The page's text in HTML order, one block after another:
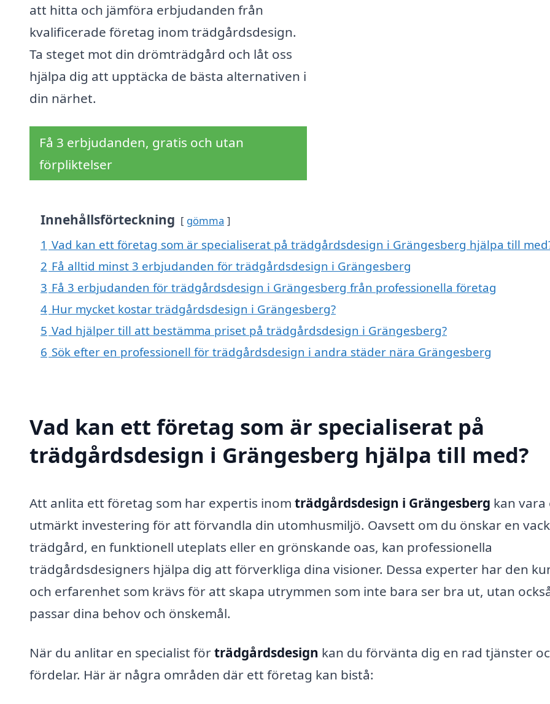
att hitta och jämföra erbjudanden från
kvalificerade företag inom trädgårdsdesign.
Ta steget mot din drömträdgård och låt oss
hjälpa dig att upptäcka de bästa alternativen i
din närhet.
Få 3 erbjudanden, gratis och utan
förpliktelser
Innehållsförteckning gömma
1 Vad kan ett företag som är specialiserat på trädgårdsdesign i Grängesberg hjälpa till
2 Få alltid minst 3 erbjudanden för trädgårdsdesign i Grängesberg
3 Få 3 erbjudanden för trädgårdsdesign i Grängesberg från professionella företag
4 Hur mycket kostar trädgårdsdesign i Grängesberg?
5 Vad hjälper till att bestämma priset på trädgårdsdesign i Grängesberg?
6 Sök efter en professionell för trädgårdsdesign i andra städer nära Grängesberg
Vad kan ett företag som är specialiserat på
trädgårdsdesign i Grängesberg hjälpa till med?
Att anlita ett företag som har expertis inom trädgårdsdesign i Grängesberg kan vara
utmärkt investering för att förvandla din utomhusmiljö. Oavsett om du önskar en
trädgård, en funktionell uteplats eller en grönskande oas, kan professionella
trädgårdsdesigners hjälpa dig att förverkliga dina visioner. Dessa experter har den
och erfarenhet som krävs för att skapa utrymmen som inte bara ser bra ut, utan
passar dina behov och önskemål.
När du anlitar en specialist förträdgårdsdesign kan du förvänta dig en rad tjänster
fördelar. Här är några områden där ett företag kan bistå: